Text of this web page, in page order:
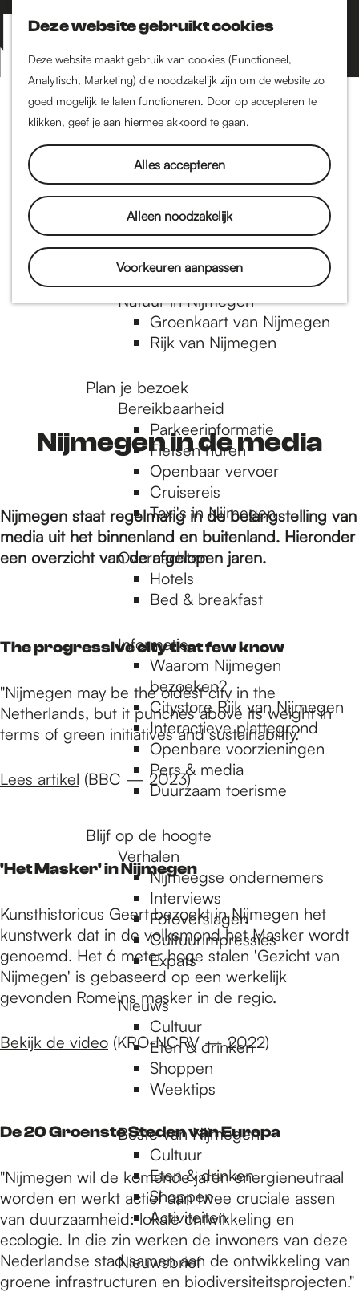
Deze website gebruikt cookies
Deze website maakt gebruik van cookies (Functioneel,
Analytisch, Marketing) die noodzakelijk zijn om de website zo
goed mogelijk te laten functioneren. Door op accepteren te
klikken, geef je aan hiermee akkoord te gaan.
Alles accepteren
Alleen noodzakelijk
Voorkeuren aanpassen
Z
o
e
k
e
K
a
a
r
t
M
e
n
Nijmegen-Nieuw-West
Dukenburg
Lindenholt
Historie
De oudste stad van
Nederland
Historische tijdlijn
Romeinse Limes
Vrede van Nijmegen
Penning
Natuur in Nijmegen
Groenkaart van Nijmegen
Rijk van Nijmegen
Plan je bezoek
Bereikbaarheid
Parkeerinformatie
Fietsen huren
Openbaar vervoer
Cruisereis
Taxi's in Nijmegen
Overnachten
Hotels
Bed & breakfast
Informatie
Waarom Nijmegen
bezoeken?
Citystore Rijk van Nijmegen
Interactieve plattegrond
Openbare voorzieningen
Pers & media
Duurzaam toerisme
Blijf op de hoogte
Verhalen
Nijmeegse ondernemers
Interviews
Fotoverslagen
Cultuurimpressies
Expats
Nieuws
Cultuur
Eten & drinken
Shoppen
Weektips
Beste van Nijmegen
Cultuur
Eten & drinken
Shoppen
Activiteiten
Nieuwsbrief
Nijmegen in de media
Nijmegen staat regelmatig in de belangstelling van
media uit het binnenland en buitenland. Hieronder
een overzicht van de afgelopen jaren.
The progressive city that few know
"Nijmegen may be the oldest city in the
Netherlands, but it punches above its weight in
terms of green initiatives and sustainability."
Lees artikel (BBC — 2023)
'Het Masker' in Nijmegen
Kunsthistoricus Geert bezoekt in Nijmegen het
kunstwerk dat in de volksmond het Masker wordt
genoemd. Het 6 meter hoge stalen 'Gezicht van
Nijmegen' is gebaseerd op een werkelijk
gevonden Romeins masker in de regio.
Bekijk de video (KRO-NCRV — 2022)
De 20 Groenste Steden van Europa
"Nijmegen wil de komende jaren energieneutraal
worden en werkt actief aan twee cruciale assen
van duurzaamheid: lokale ontwikkeling en
ecologie. In die zin werken de inwoners van deze
Nederlandse stad samen aan de ontwikkeling van
groene infrastructuren en biodiversiteitsprojecten."